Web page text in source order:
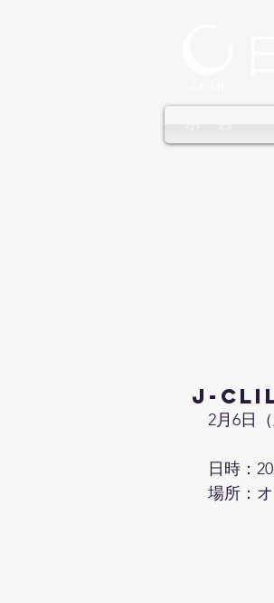
J-CLIL
2月6日
日時：
場所：